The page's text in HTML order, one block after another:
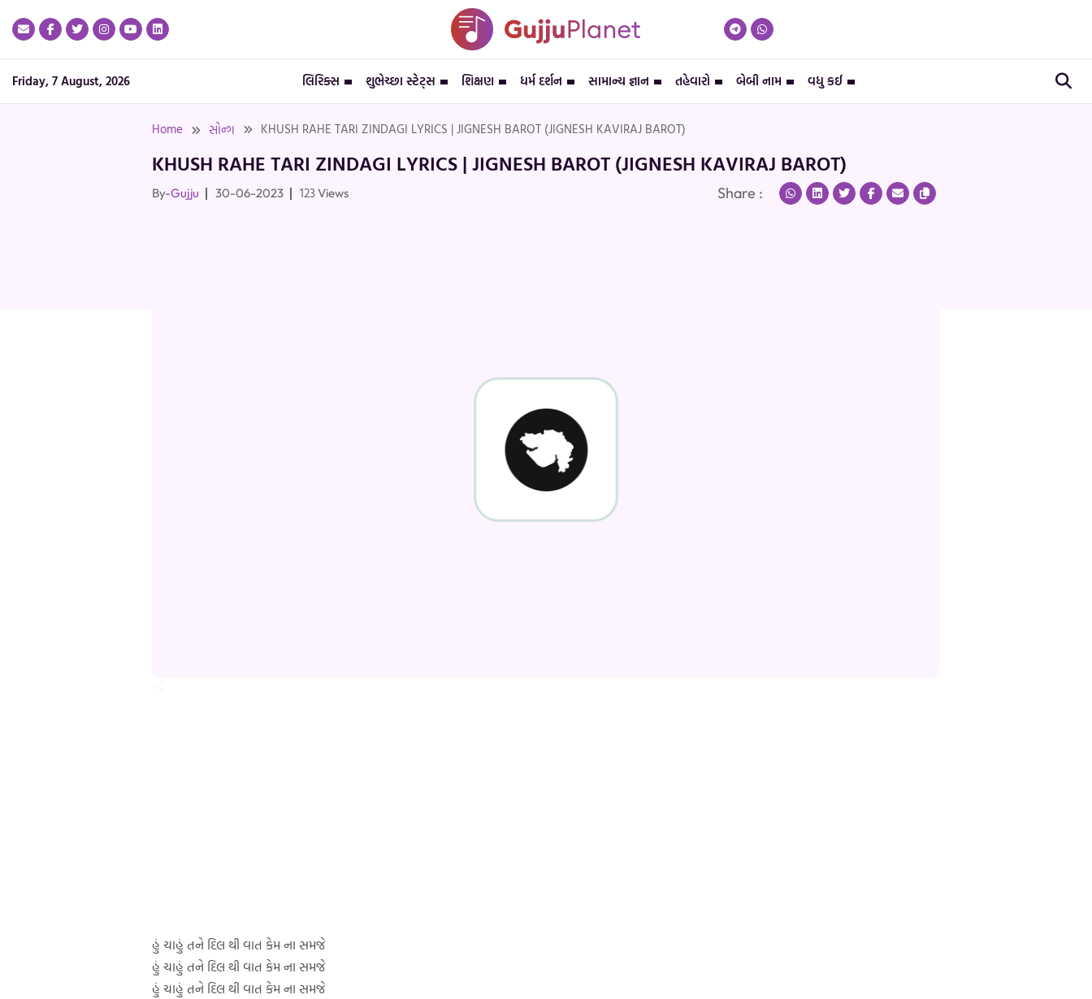
Friday, 7 August, 2026 લિરિક્સ શુભેચ્છા સ્ટેટ્સ શિક્ષણ ધર્મ દર્શન સામાન્ય જ્ઞાન તહેવારો બેબી નામ વધુ કઈ
Home સોન્ગ KHUSH RAHE TARI ZINDAGI LYRICS | JIGNESH BAROT (JIGNESH KAVIRAJ BAROT)
KHUSH RAHE TARI ZINDAGI LYRICS | JIGNESH BAROT (JIGNESH KAVIRAJ BAROT)
By-Gujju 30-06-2023 123 Views Share :
હું ચાહું તને દિલ થી વાત કેમ ના સમજે
હું ચાહું તને દિલ થી વાત કેમ ના સમજે
હું ચાહું તને દિલ થી વાત કેમ ના સમજે